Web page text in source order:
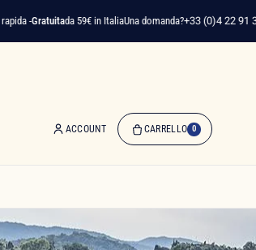
Gratuitada 59€ in Italia Una domanda?+33 (0)4 22 91 35 75
ACCOUNT CARRELLO 0
Mio